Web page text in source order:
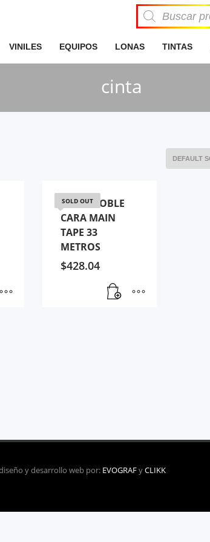
Búsqueda
de
productos
VINILES EQUIPOS LONAS TINTAS
cinta
SOLD OUT
CINTA DOBLE
CARA MAIN
TAPE 33
METROS
$428.04
y desarrollo web por: EVOGRAFyCLIKK